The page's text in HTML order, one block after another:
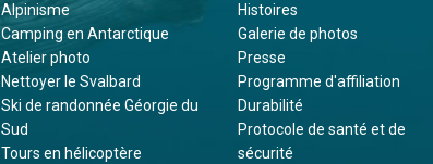
Alpinisme
Camping en Antarctique
Atelier photo
Nettoyer le Svalbard
Ski de randonnée Géorgie du
Sud
Tours en hélicoptère
Histoires
Galerie de photos
Presse
Programme d'affiliation
Durabilité
Protocole de santé et de
sécurité